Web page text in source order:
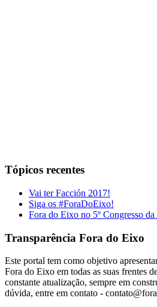
Tópicos recentes
Vai ter Facción 2017!
Siga os #ForaDoEixo!
Fora do Eixo no 5º Congresso
Transparência Fora do Eixo
Este portal tem como objetivo
Fora do Eixo em todas as suas frentes
constante atualização, sempre em
dúvida, entre em contato -